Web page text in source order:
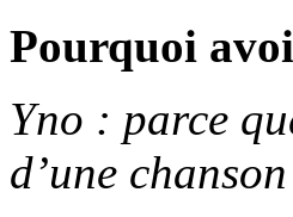
Pourquoi
Yno : parce
d’une